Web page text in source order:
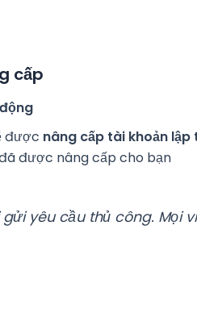
cấp
được nâng cấp tài khoản lập
được nâng cấp cho bạn
yêu cầu thủ công. Mọi